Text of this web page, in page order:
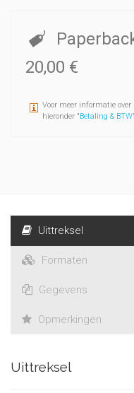
20,00 €
Voor meer informatie
hieronder "Betaling & BTW
Uittreksel
Formaten
Gegevens
Opmerkingen
Uittreksel